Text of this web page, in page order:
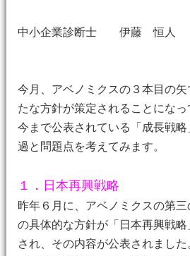
中小企業診断士 伊藤 恒人
今月、アベノミクスの３本目の
たな方針が策定されることになっ
今まで公表されている「成長戦
過と問題点を考えてみます。
１．日本再興戦略
昨年６月に、アベノミクスの第
の具体的な方針が「日本再興戦
され、その内容が公表されました